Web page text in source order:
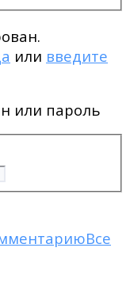
или введите
или пароль
Все